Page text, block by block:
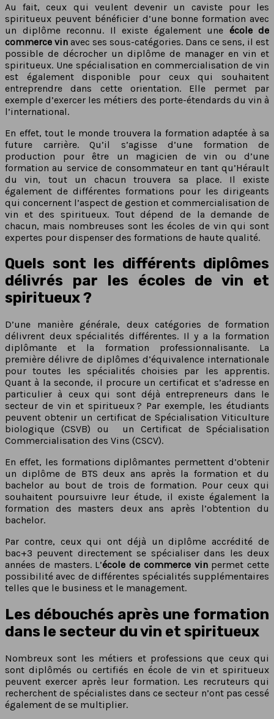
Au fait, ceux qui veulent devenir un caviste pour les
spiritueux peuvent bénéficier d’une bonne formation avec
un diplôme reconnu. Il existe également une école de
commerce vin avec ses sous-catégories. Dans ce sens, il est
possible de décrocher un diplôme de manager en vin et
spiritueux. Une spécialisation en commercialisation de vin
est également disponible pour ceux qui souhaitent
entreprendre dans cette orientation. Elle permet par
exemple d’exercer les métiers des porte-étendards du vin à
l’international.
En effet, tout le monde trouvera la formation adaptée à sa
future carrière. Qu’il s’agisse d’une formation de
production pour être un magicien de vin ou d’une
formation au service de consommateur en tant qu’Hérault
du vin, tout un chacun trouvera sa place. Il existe
également de différentes formations pour les dirigeants
qui concernent l’aspect de gestion et commercialisation de
vin et des spiritueux. Tout dépend de la demande de
chacun, mais nombreuses sont les écoles de vin qui sont
expertes pour dispenser des formations de haute qualité.
Quels sont les différents diplômes
délivrés par les écoles de vin et
spiritueux ?
D’une manière générale, deux catégories de formation
délivrent deux spécialités différentes. Il y a la formation
diplômante et la formation professionnalisante. La
première délivre de diplômes d’équivalence internationale
pour toutes les spécialités choisies par les apprentis.
Quant à la seconde, il procure un certificat et s’adresse en
particulier à ceux qui sont déjà entrepreneurs dans le
secteur de vin et spiritueux ? Par exemple, les étudiants
peuvent obtenir un certificat de Spécialisation Viticulture
biologique (CSVB) ou un Certificat de Spécialisation
Commercialisation des Vins (CSCV).
En effet, les formations diplômantes permettent d’obtenir
un diplôme de BTS deux ans après la formation et du
bachelor au bout de trois de formation. Pour ceux qui
souhaitent poursuivre leur étude, il existe également la
formation des masters deux ans après l’obtention du
bachelor.
Par contre, ceux qui ont déjà un diplôme accrédité de
bac+3 peuvent directement se spécialiser dans les deux
années de masters. L’école de commerce vin permet cette
possibilité avec de différentes spécialités supplémentaires
telles que le business et le management.
Les débouchés après une formation
dans le secteur du vin et spiritueux
Nombreux sont les métiers et professions que ceux qui
sont diplômés ou certifiés en école de vin et spiritueux
peuvent exercer après leur formation. Les recruteurs qui
recherchent de spécialistes dans ce secteur n’ont pas cessé
également de se multiplier.